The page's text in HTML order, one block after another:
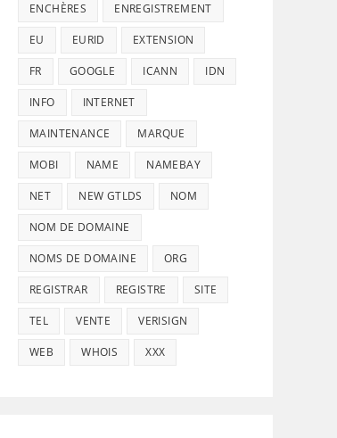
ENCHÈRES ENREGISTREMENT
EU EURID EXTENSION
FR GOOGLE ICANN IDN
INFO INTERNET
MAINTENANCE MARQUE
MOBI NAME NAMEBAY
NET NEW GTLDS NOM
NOM DE DOMAINE
NOMS DE DOMAINE ORG
REGISTRAR REGISTRE SITE
TEL VENTE VERISIGN
WEB WHOIS XXX